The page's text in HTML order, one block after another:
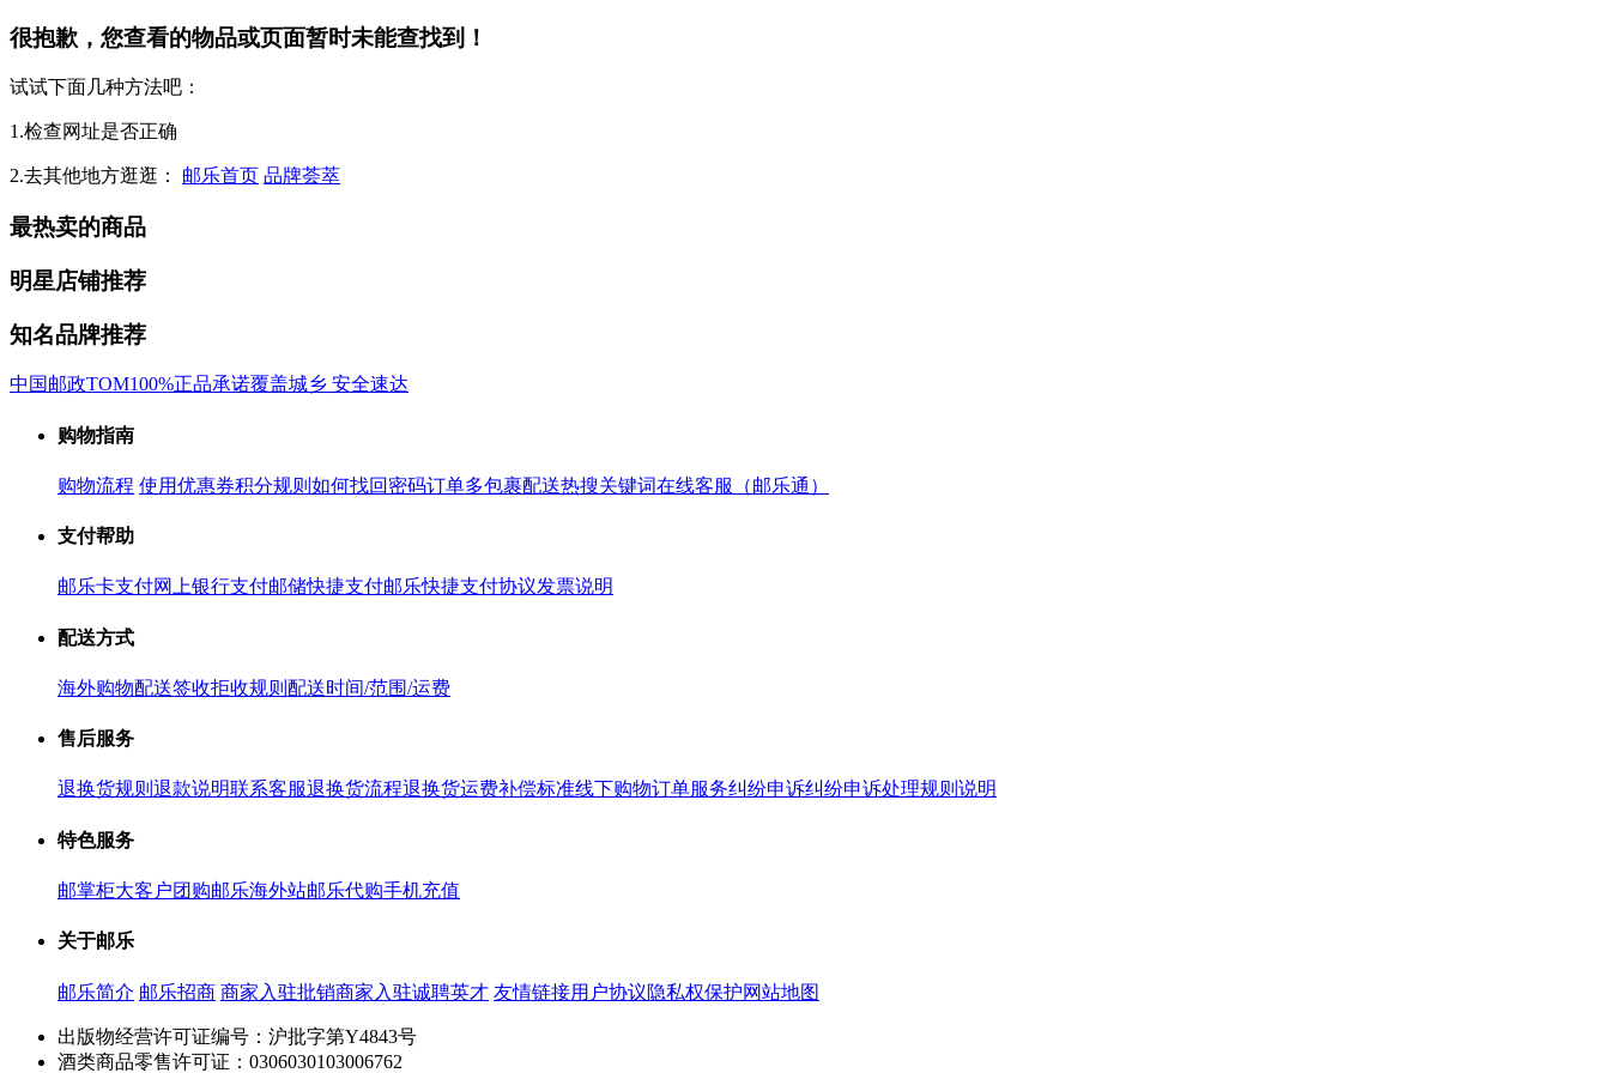
很抱歉，您查看的物品或页面暂时未能查找到！
试试下面几种方法吧：
1.检查网址是否正确
2.去其他地方逛逛： 邮乐首页 品牌荟萃
最热卖的商品
明星店铺推荐
知名品牌推荐
中国邮政TOM100%正品承诺覆盖城乡 安全速达
购物指南
购物流程 使用优惠券积分规则 如何找回密码订单多包裹配送热搜关键词在线客服（邮乐通）
支付帮助
邮乐卡支付网上银行支付邮储快捷支付邮乐快捷支付协议发票说明
配送方式
海外购物配送签收拒收规则 配送时间/范围/运费
售后服务
退换货规则 退款说明联系客服退换货流程退换货运费补偿标准线下购物订单服务纠纷申诉纠纷申诉处理规则说明
特色服务
邮掌柜大客户团购邮乐海外站邮乐代购手机充值
关于邮乐
邮乐简介 邮乐招商 商家入驻批销商家入驻诚聘英才 友情链接用户协议隐私权保护网站地图
出版物经营许可证编号：沪批字第Y4843号
酒类商品零售许可证：0306030103006762